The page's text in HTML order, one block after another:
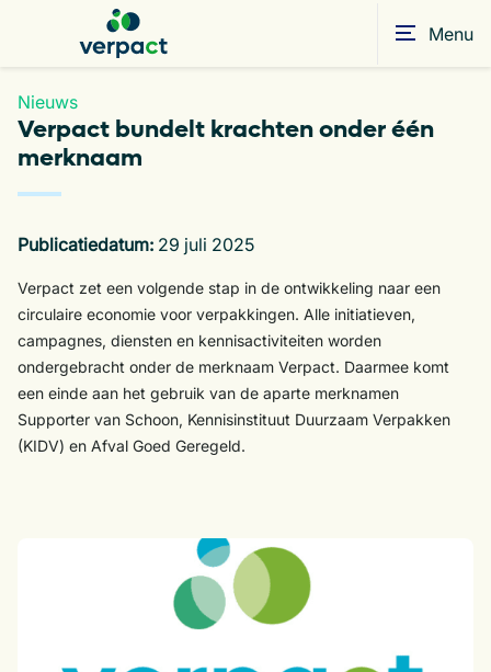
Menu
Nieuws
Verpact bundelt krachten onder één
merknaam
Publicatiedatum: 29 juli 2025
Verpact zet een volgende stap in de ontwikkeling naar een
circulaire economie voor verpakkingen. Alle initiatieven,
campagnes, diensten en kennisactiviteiten worden
ondergebracht onder de merknaam Verpact. Daarmee komt
een einde aan het gebruik van de aparte merknamen
Supporter van Schoon, Kennisinstituut Duurzaam Verpakken
(KIDV) en Afval Goed Geregeld.